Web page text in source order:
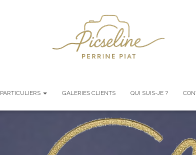
PARTICULIERS GALERIES CLIENTS QUI SUIS-JE ?